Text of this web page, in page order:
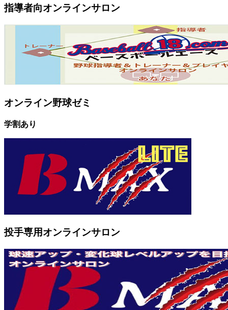
指導者向オンラインサロン
オンライン野球ゼミ
学割あり
投手専用オンラインサロン